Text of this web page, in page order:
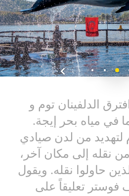
الدلفينان توم و
في مياه بحر إيجة.
لتهديد من لدن صيادي
نقله إلى مكان آخر،
حاولوا نقله. ويقول
تعليقاً على